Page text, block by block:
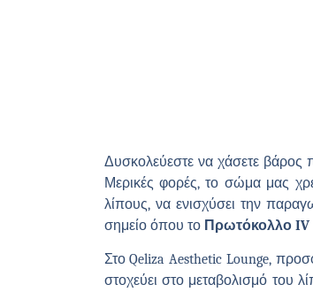
Δυσκολεύεστε να χάσετε βάρος
Μερικές φορές, το σώμα μας
λίπους, να ενισχύσει την
σημείο όπου το Πρωτόκολλο IV
Στο Qeliza Aesthetic Lounge,
στοχεύει στο μεταβολισμό του